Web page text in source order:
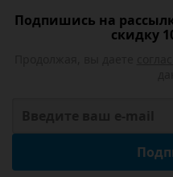
Подпишись на
скидку